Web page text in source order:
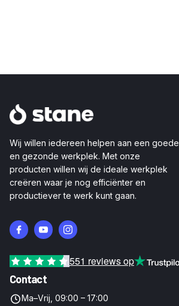
Wij willen iedereen helpen aan een goede
en gezonde werkplek. Met onze
producten willen wij de ideale werkplek
creëren waar je nog efficiënter en
productiever te werk kunt gaan.
FacebookYouTubeInstagram
551 reviews op
Contact
Ma–Vrij, 09:00 – 17:00